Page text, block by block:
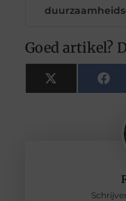
Goed artikel?
X
(Twitter)